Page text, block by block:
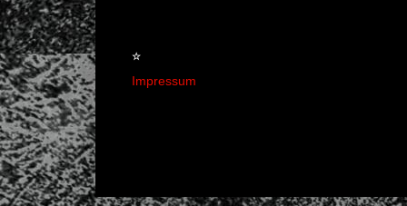
☆
Impressum